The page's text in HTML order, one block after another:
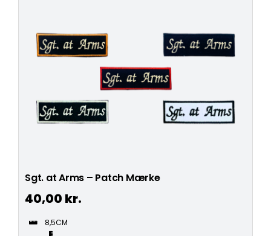
Sgt. at Arms – Patch Mærke
40,00 kr.
8,5CM